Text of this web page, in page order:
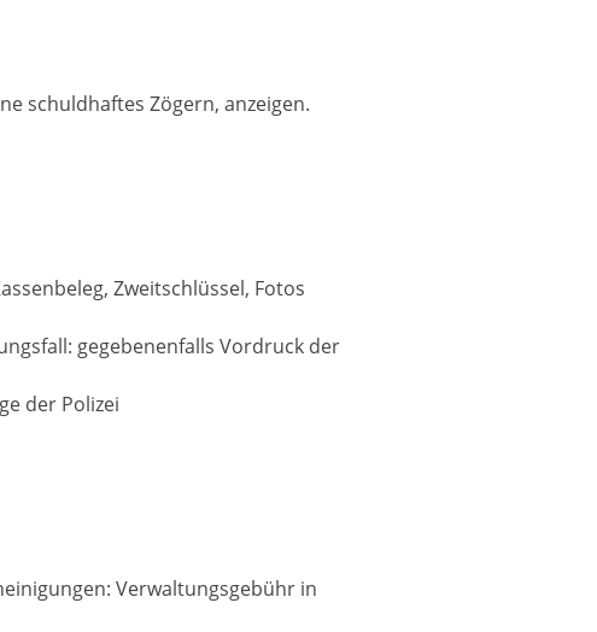
schuldhaftes Zögern, anzeigen.
Zweitschlüssel, Fotos
gegebenenfalls Vordruck der
der Polizei
Verwaltungsgebühr in